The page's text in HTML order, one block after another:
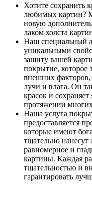
Хотите сохранить
любимых картин?
новую
лаком холста
Наш специальный
уникальными
защиту вашей
покрытие, которое
внешних факторов,
лучи и влага. Он
красок и
протяжении
Наша услуга
предоставляется
которые имеют
тщательно нанесут
равномерное и
картины. Каждая
тщательностью и
гарантировать